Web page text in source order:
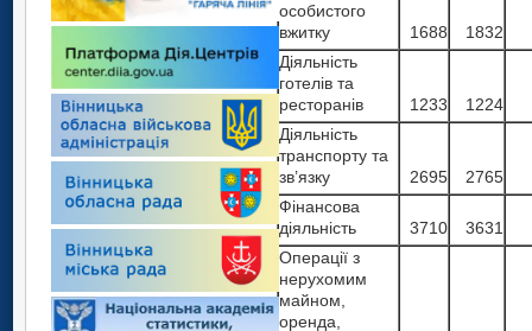
особистого
вжитку
1688
1832
Діяльність
готелів та
ресторанів
1233
1224
Діяльність
транспорту та
зв’язку
2695
2765
Фінансова
діяльність
3710
3631
Операції з
нерухомим
майном,
оренда,